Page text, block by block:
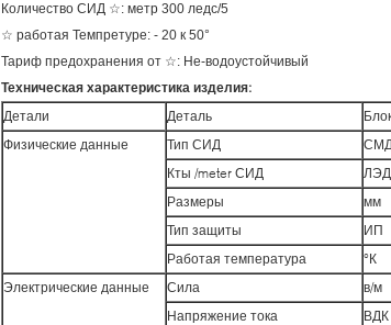
Количество СИД ☆: метр 300 ледс/5
☆ работая Темпретуре: - 20 к 50°
Тариф предохранения от ☆: Не-водоустойчивый
Техническая характеристика изделия:
Детали
Деталь
Физические данные
Тип СИД
Кты /meter СИД
Размеры
мм
Тип защиты
ИП
Работая температура
°К
Электрические данные
Сила в/м
Напряжение тока
ВДК